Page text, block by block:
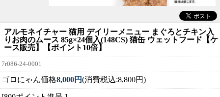
アルモネイチャー 猫用 デイリーメニュー まぐろとチキン入
りお肉のムース 85g×24個入(148CS) 猫缶 ウェットフード【ケ
ース販売】【ポイント10倍】
7r086-24-0001
ゴロにゃん価格8,000円(消費税込:8,800円)